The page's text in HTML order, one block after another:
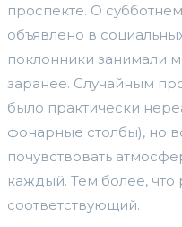
проспекте. О
объявлено в
поклонники занимали
заранее. Случайным
было практически
фонарные столбы), но
почувствовать
каждый. Тем более, что
соответствующий.